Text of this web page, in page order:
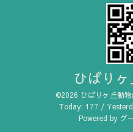
ひばり
©2026 ひばりヶ丘動
Today: 177 /
Powered by グ